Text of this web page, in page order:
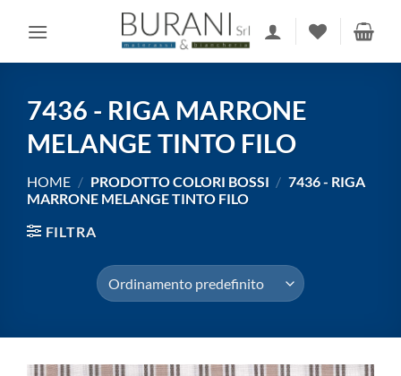
7436 - RIGA MARRONE
MELANGE TINTO FILO
HOME / PRODOTTO COLORI BOSSI / 7436 - RIGA
MARRONE MELANGE TINTO FILO
FILTRA